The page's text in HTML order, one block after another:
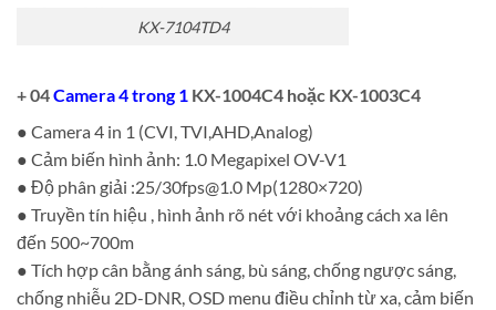
KX-7104TD4
+ 04Camera 4 trong 1 KX-1004C4 hoặc KX-1003C4
● Camera 4 in 1 (CVI, TVI,AHD,Analog)
● Cảm biến hình ảnh: 1.0 Megapixel OV-V1
● Độ phân giải :25/30fps@1.0 Mp(1280×720)
● Truyền tín hiệu , hình ảnh rõ nét với khoảng cách xa lên
đến 500~700m
● Tích hợp cân bằng ánh sáng, bù sáng, chống ngược sáng,
chống nhiễu 2D-DNR, OSD menu điều chỉnh từ xa, cảm biến